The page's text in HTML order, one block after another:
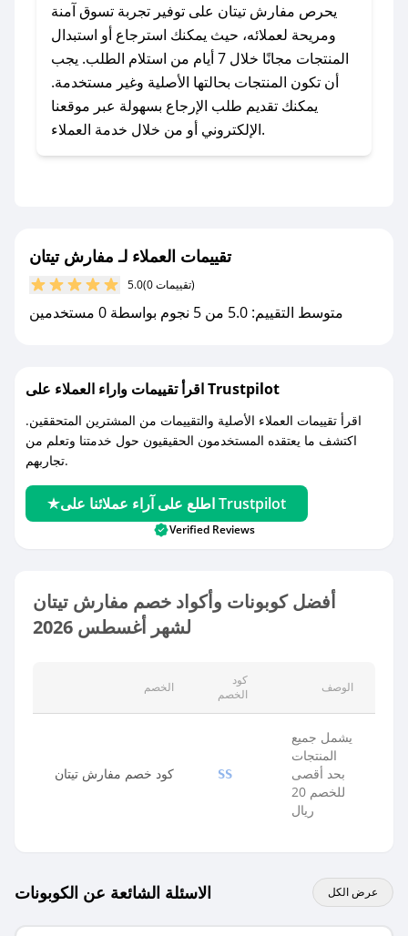
### كيف تحصل على كوبونات خصم حصرية من
مفارش تيتان؟
للحصول على كوبونات وخصومات حصرية، قم بما
يلي:
- اضغط على أيقونة متابعة لمتجر مفارش تيتان في
مع صحصح، تسوق بذكاء ووفّر على كل مشترياتك مع
كوبونات خصم حصرية من مفارش تيتان!
يحرص مفارش تيتان على توفير تجربة تسوق آمنة
ومريحة لعملائه، حيث يمكنك استرجاع أو استبدال
المنتجات مجانًا خلال 7 أيام من استلام الطلب. يجب
أن تكون المنتجات بحالتها الأصلية وغير مستخدمة.
يمكنك تقديم طلب الإرجاع بسهولة عبر موقعنا
الإلكتروني أو من خلال خدمة العملاء.
تقييمات العملاء لـ مفارش تيتان
5.0 (0 تقييمات)
متوسط التقييم: 5.0 من 5 نجوم بواسطة 0 مستخدمين
اقرأ تقييمات واراء العملاء على Trustpilot
اقرأ تقييمات العملاء الأصلية والتقييمات من المشترين المتحققين.
اكتشف ما يعتقده المستخدمون الحقيقيون حول خدمتنا وتعلم من
تجاربهم.
اطلع على آراء عملائنا على Trustpilot
Verified Reviews
أفضل كوبونات وأكواد خصم مفارش تيتان
لشهر أغسطس 2026
الخصم
كود
الخصم
الوصف
كود خصم مفارش تيتان SS
يشمل جميع
المنتجات
بحد أقصى
للخصم 20
ريال
الاسئلة الشائعة عن الكوبونات عرض الكل